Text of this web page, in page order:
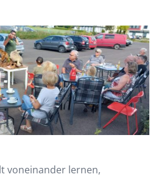
voneinander lernen,